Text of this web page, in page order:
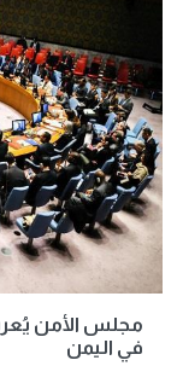
مجلس الأمن
في اليمن